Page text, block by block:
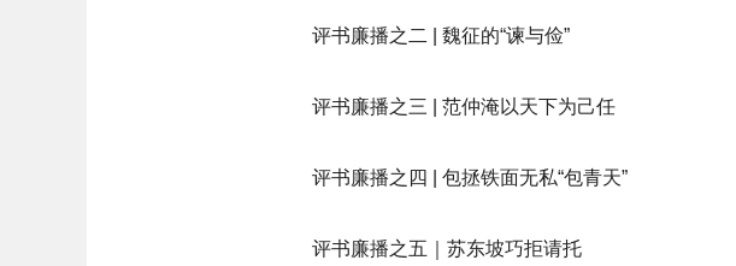
评书廉播之二 | 魏征的“谏与俭”
评书廉播之三 | 范仲淹以天下为己任
评书廉播之四 | 包拯铁面无私“包青天”
评书廉播之五｜苏东坡巧拒请托